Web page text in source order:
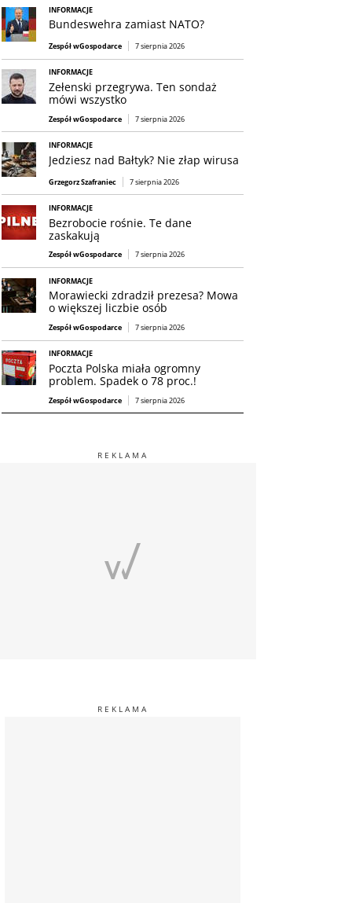
INFORMACJE
Bundeswehra zamiast NATO?
Zespół wGospodarce 7 sierpnia 2026
INFORMACJE
Zełenski przegrywa. Ten sondaż
mówi wszystko
Zespół wGospodarce 7 sierpnia 2026
INFORMACJE
Jedziesz nad Bałtyk? Nie złap wirusa
Grzegorz Szafraniec 7 sierpnia 2026
INFORMACJE
Bezrobocie rośnie. Te dane
zaskakują
Zespół wGospodarce 7 sierpnia 2026
INFORMACJE
Morawiecki zdradził prezesa? Mowa
o większej liczbie osób
Zespół wGospodarce 7 sierpnia 2026
INFORMACJE
Poczta Polska miała ogromny
problem. Spadek o 78 proc.!
Zespół wGospodarce 7 sierpnia 2026